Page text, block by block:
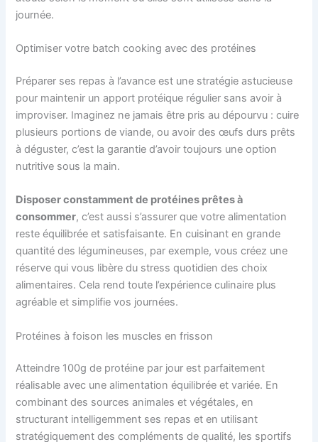
journée.
Optimiser votre batch cooking avec des protéines
Préparer ses repas à l’avance est une stratégie astucieuse
pour maintenir un apport protéique régulier sans avoir à
improviser. Imaginez ne jamais être pris au dépourvu : cuire
plusieurs portions de viande, ou avoir des œufs durs prêts
à déguster, c’est la garantie d’avoir toujours une option
nutritive sous la main.
Disposer constamment de protéines prêtes à
consommer, c’est aussi s’assurer que votre alimentation
reste équilibrée et satisfaisante. En cuisinant en grande
quantité des légumineuses, par exemple, vous créez une
réserve qui vous libère du stress quotidien des choix
alimentaires. Cela rend toute l’expérience culinaire plus
agréable et simplifie vos journées.
Protéines à foison les muscles en frisson
Atteindre 100g de protéine par jour est parfaitement
réalisable avec une alimentation équilibrée et variée. En
combinant des sources animales et végétales, en
structurant intelligemment ses repas et en utilisant
stratégiquement des compléments de qualité, les sportifs